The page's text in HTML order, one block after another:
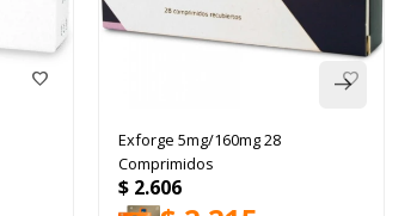
Exforge 5mg/160mg 28
Comprimidos
$ 2.606